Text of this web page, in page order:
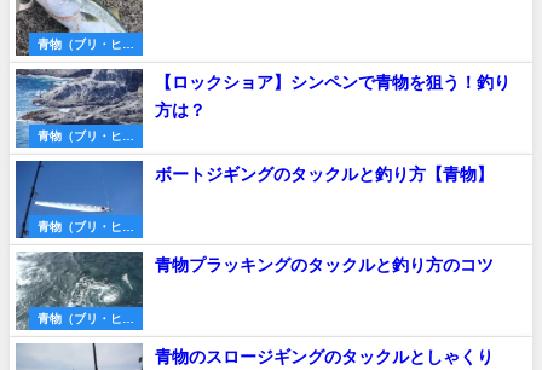
青物（ブリ・ヒラ
マサ・サワラな
ど）
青物（ブリ・ヒラ
マサ・サワラな
【ロックショア】シンペンで青物を狙う！釣り
方は？
青物（ブリ・ヒラ
マサ・サワラな
ど）
ボートジギングのタックルと釣り方【青物】
青物（ブリ・ヒラ
マサ・サワラな
ど）
青物プラッキングのタックルと釣り方のコツ
青物のスロージギングのタックルとしゃくり